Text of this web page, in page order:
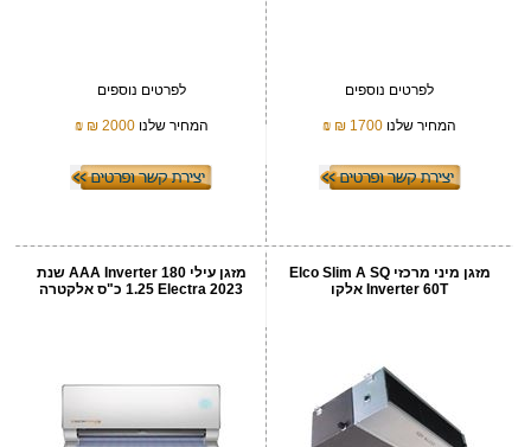
לפרטים נוספים
המחיר שלנו 1700 ₪
₪
לפרטים נוספים
המחיר שלנו2000 ₪
₪
מזגן מיני מרכזי Elco Slim A SQ
Inverter 60T אלקו
מזגן עילי AAA Inverter 180 שנת
2023 Electra ‏1.25 ‏כ"ס אלקטרה